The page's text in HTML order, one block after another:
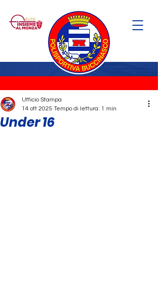
Under 16
Ufficio Stampa
14 ott 2025 Tempo di lettura: 1 min